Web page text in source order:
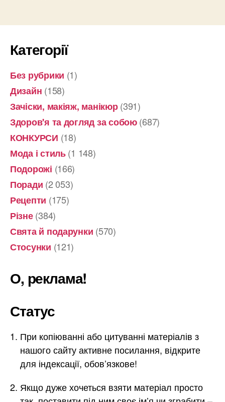
Категорії
Без рубрики (1)
Дизайн (158)
Зачіски, макіяж, манікюр(391)
Здоров'я та догляд за собою(687)
КОНКУРСИ (18)
Мода і стиль(1 148)
Подорожі (166)
Поради (2 053)
Рецепти (175)
Різне(384)
Свята й подарунки (570)
Стосунки (121)
О, реклама!
Статус
При копіюванні або цитуванні матеріалів з
нашого сайту активне посилання, відкрите
для індексації, обов’язкове!
Якщо дуже хочеться взяти матеріал просто